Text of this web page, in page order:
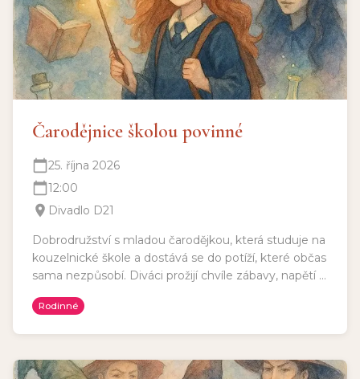
Čarodějnice školou povinné
25. října 2026
12:00
Divadlo D21
Dobrodružství s mladou čarodějkou, která studuje na
kouzelnické škole a dostává se do potíží, které občas
sama nezpůsobí. Diváci prožijí chvíle zábavy, napětí a
Délka představení: 120 min a 15 min pauza
Rodinné